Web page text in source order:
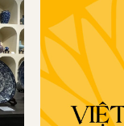
m1med